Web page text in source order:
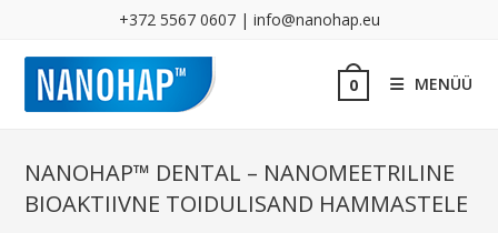
+372 5567 0607 | info@nanohap.eu
0 MENÜÜ
NANOHAP™ DENTAL – NANOMEETRILINE
BIOAKTIIVNE TOIDULISAND HAMMASTELE